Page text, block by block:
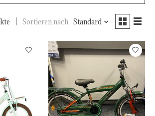
Sortieren nach Standard